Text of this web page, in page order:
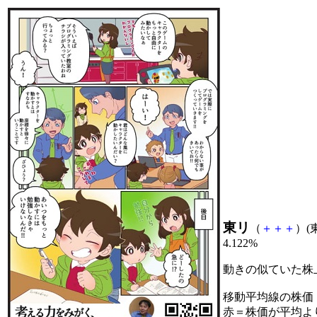
東リ （ ＋ ＋ ＋ ）(
4.122%
動きの似ていた
移動平均線の株価
赤＝株価が平均